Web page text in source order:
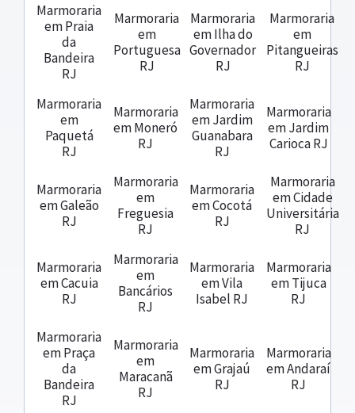
Marmoraria
em Praia
da
Bandeira
RJ
Marmoraria
em
Portuguesa
RJ
Marmoraria
em Ilha do
Governador
RJ
Marmoraria
em
Pitangueiras
RJ
Marmoraria
em
Paquetá
RJ
Marmoraria
em Moneró
RJ
Marmoraria
em Jardim
Guanabara
RJ
Marmoraria
em Jardim
Carioca RJ
Marmoraria
em Galeão
RJ
Marmoraria
em
Freguesia
RJ
Marmoraria
em Cocotá
RJ
Marmoraria
em Cidade
Universitária
RJ
Marmoraria
em Cacuia
RJ
Marmoraria
em
Bancários
RJ
Marmoraria
em Vila
Isabel RJ
Marmoraria
em Tijuca
RJ
Marmoraria
em Praça
da
Bandeira
RJ
Marmoraria
em
Maracanã
RJ
Marmoraria
em Grajaú
RJ
Marmoraria
em Andaraí
RJ